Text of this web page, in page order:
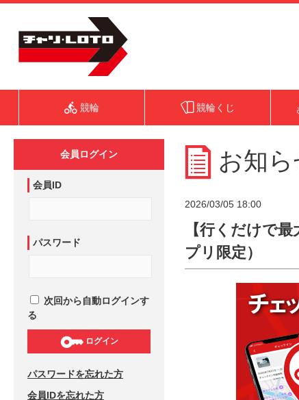
競輪 競輪くじ
会員ログイン
会員ID
パスワード
次回から自動ログインす
る
ログイン
パスワードを忘れた方
会員IDを忘れた方
お知ら
2026/03/05 18:00
【行くだけで
プリ限定）